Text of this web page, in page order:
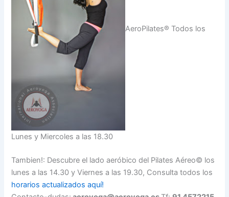
AeroPilates® Todos los
Lunes y Miercoles a las 18.30
Tambien!: Descubre el lado aeróbico del Pilates Aéreo© los
lunes a las 14.30 y Viernes a las 19.30, Consulta todos los
horarios actualizados aquí!